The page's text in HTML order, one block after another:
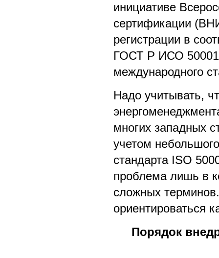
инициативе
сертификации
регистрации в
ГОСТ Р ИСО 50001
международного
Надо учитывать,
многих западных
учетом
стандарта ISO
проблема лишь в
сложных
ориентироваться
Порядок